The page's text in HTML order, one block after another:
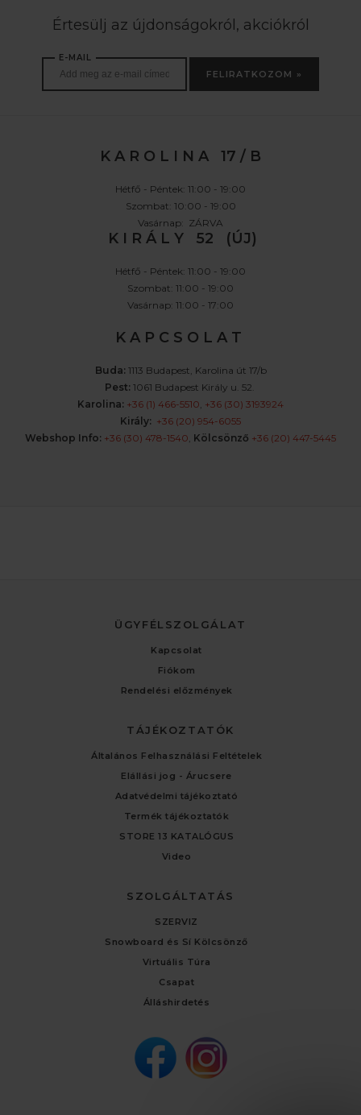
Értesülj az újdonságokról, akciókról
E-MAIL
FELIRATKOZOM »
K A R O L I N A 17 / B
Hétfő - Péntek: 11:00 - 19:00
Szombat: 10:00 - 19:00
Vasárnap: ZÁRVA
K I R Á L Y 52 (ÚJ)
Hétfő - Péntek: 11:00 - 19:00
Szombat: 11:00 - 19:00
Vasárnap: 11:00 - 17:00
K A P C S O L A T
Buda: 1113 Budapest, Karolina út 17/b
Pest: 1061 Budapest Király u. 52.
Karolina: +36 (1) 466-5510, +36 (30) 3193924
Király: +36 (20) 954-6055
Webshop Info: +36 (30) 478-1540, Kölcsönző +36 (20) 447-5445
ÜGYFÉLSZOLGÁLAT
Kapcsolat
Fiókom
Rendelési előzmények
TÁJÉKOZTATÓK
Általános Felhasználási Feltételek
Elállási jog - Árucsere
Adatvédelmi tájékoztató
Termék tájékoztatók
STORE 13 KATALÓGUS
Video
SZOLGÁLTATÁS
SZERVIZ
Snowboard és Sí Kölcsönző
Virtuális Túra
Csapat
Álláshirdetés